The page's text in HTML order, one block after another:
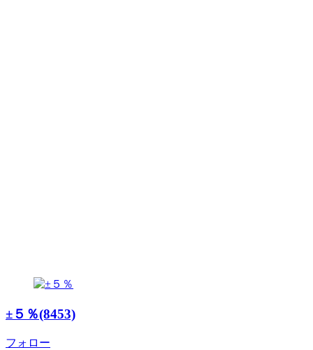
±５％(8453)
フォロー